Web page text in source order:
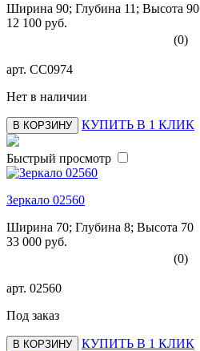
Ширина 90; Глубина 11; Высота 90
12 100 руб.
(0)
арт. СС0974
Нет в наличии
В КОРЗИНУ КУПИТЬ В 1 КЛИК
Быстрый просмотр
Зеркало 02560
Ширина 70; Глубина 8; Высота 70
33 000 руб.
(0)
арт. 02560
Под заказ
В КОРЗИНУ
КУПИТЬ В 1 КЛИК